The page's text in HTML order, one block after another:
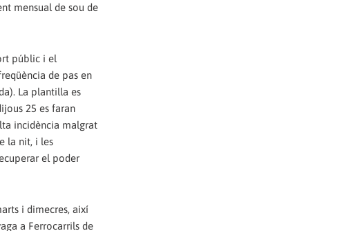
mensual de sou de
públic i el
de pas en
La plantilla es
25 es faran
incidència malgrat
la nit, i les
el poder
i dimecres, així
a Ferrocarrils de